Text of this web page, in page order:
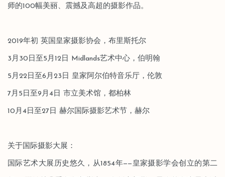
师的100幅美丽、震撼及高超的摄影作品。
2019年初 英国皇家摄影协会，布里斯托尔
3月30日至5月12日 Midlands艺术中心，伯明翰
5月22日至6月23日 皇家阿尔伯特音乐厅，伦敦
7月5日至9月4日 市立美术馆，都柏林
10月4日至27日 赫尔国际摄影艺术节，赫尔
关于国际摄影大展：
国际艺术大展历史悠久，从1854年——皇家摄影学会创立的第二